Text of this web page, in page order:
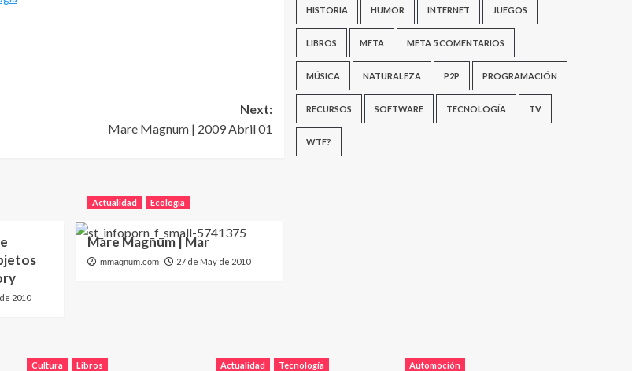
Next:
Mare Magnum | 2009 Abril 01
2010
Actualidad Ecología
Mare Magnum | Mar
mmagnum.com 27 de May de 2010
HISTORIA HUMOR INTERNET JUEGOS
LIBROS META META 5 COMENTARIOS
MÚSICA NATURALEZA P2P PROGRAMACIÓN
RECURSOS SOFTWARE TECNOLOGÍA TV
WTF?
Cultura Libros Actualidad Tecnología Automoción